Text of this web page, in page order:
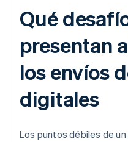
Qué
presentan
los envíos
digitales
Los puntos débiles de